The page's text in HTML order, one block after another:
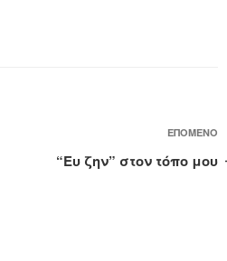
ΕΠΌΜΕΝΟ
“Ευ ζην” στον τόπο μου